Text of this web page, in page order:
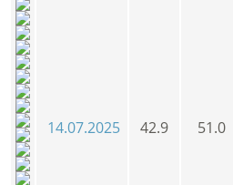
14.07.2025 42.9 51.0